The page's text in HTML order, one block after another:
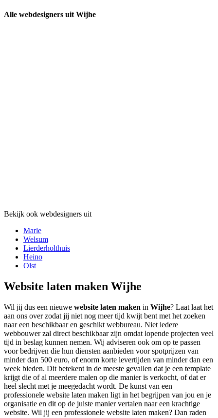
Alle webdesigners uit Wijhe
Bekijk ook webdesigners uit
Marle
Welsum
Lierderholthuis
Heino
Olst
Website laten maken Wijhe
Wil jij dus een nieuwe website laten maken in Wijhe? Laat laat het
aan ons over zodat jij niet nog meer tijd kwijt bent met het zoeken
naar een beschikbaar en geschikt webbureau. Niet iedere
webbouwer zal direct beschikbaar zijn omdat lopende projecten veel
tijd in beslag kunnen nemen. Wij adviseren ook om op te passen
voor bedrijven die hun diensten aanbieden voor spotprijzen van
minder dan 500 euro, of enorm korte levertijden van minder dan een
week bieden. Dit betekent in de meeste gevallen dat je een template
krijgt die of al meerdere malen op die manier is verkocht, of dat er
heel slecht met je meegedacht wordt. De kunst van een
professionele website laten maken ligt in het begrijpen van jou en je
organisatie en dit op de juiste manier vertalen naar een krachtige
website. Wil jij een professionele website laten maken? Dan raden